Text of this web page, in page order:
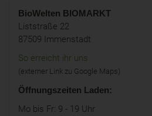
BioWelten BIOMARKT
Liststraße 22
87509 Immenstadt
So erreicht ihr uns
(externer Link zu Google Maps)
Öffnungszeiten Laden:
Mo bis Fr: 9 - 19 Uhr